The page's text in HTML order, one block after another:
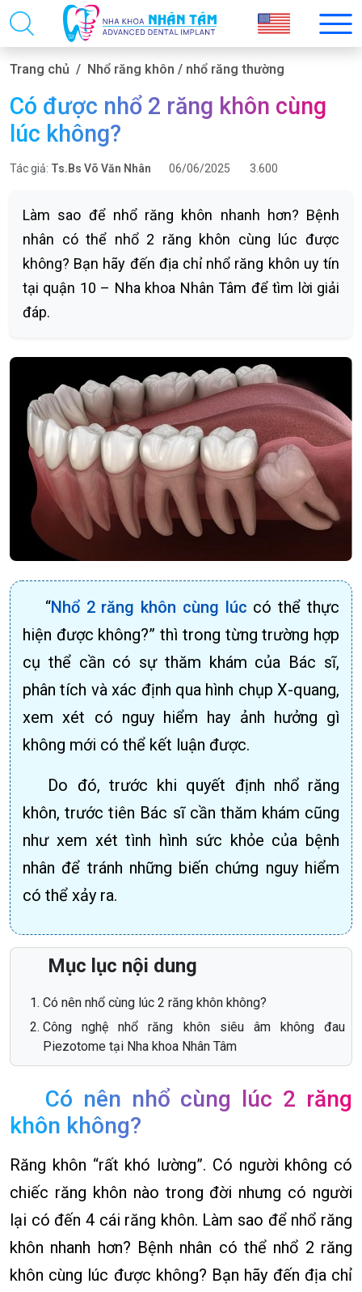
Trang chủ Nhổ răng khôn / nhổ răng thường
Có được nhổ 2 răng khôn cùng
lúc không?
Tác giả: Ts.Bs Võ Văn Nhân 06/06/2025 3.600
Làm sao để nhổ răng khôn nhanh hơn? Bệnh
nhân có thể nhổ 2 răng khôn cùng lúc được
không? Bạn hãy đến địa chỉ nhổ răng khôn uy tín
tại quận 10 – Nha khoa Nhân Tâm để tìm lời giải
đáp.
“Nhổ 2 răng khôn cùng lúc có thể thực
hiện được không?” thì trong từng trường hợp
cụ thể cần có sự thăm khám của Bác sĩ,
phân tích và xác định qua hình chụp X-quang,
xem xét có nguy hiểm hay ảnh hưởng gì
không mới có thể kết luận được.
Do đó, trước khi quyết định nhổ răng
khôn, trước tiên Bác sĩ cần thăm khám cũng
như xem xét tình hình sức khỏe của bệnh
nhân để tránh những biến chứng nguy hiểm
có thể xảy ra.
Mục lục nội dung
Có nên nhổ cùng lúc 2 răng khôn không?
Công nghệ nhổ răng khôn siêu âm không đau
Piezotome tại Nha khoa Nhân Tâm
Có nên nhổ cùng lúc 2 răng
khôn không?
Răng khôn “rất khó lường”. Có người không có
chiếc răng khôn nào trong đời nhưng có người
lại có đến 4 cái răng khôn. Làm sao để nhổ răng
khôn nhanh hơn? Bệnh nhân có thể nhổ 2 răng
khôn cùng lúc được không? Bạn hãy đến địa chỉ